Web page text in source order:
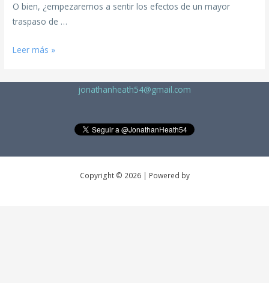
O bien, ¿empezaremos a sentir los efectos de un mayor
traspaso de …
Leer más »
jonathanheath54@gmail.com
Copyright © 2026 | Powered by